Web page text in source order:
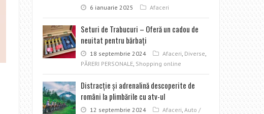
6 ianuarie 2025 Afaceri
Seturi de Trabucuri – Oferă un cadou de
neuitat pentru bărbați
18 septembrie 2024 Afaceri, Diverse,
PĂRERI PERSONALE, Shopping online
Distracţie şi adrenalină descoperite de
români la plimbările cu atv-ul
12 septembrie 2024 Afaceri,Auto /